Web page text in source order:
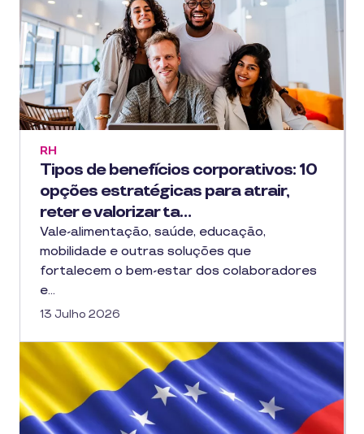
Tipos de benefícios corporativos: 10
opções estratégicas para atrair,
reter e valorizar ta…
RH
Vale-alimentação, saúde, educação,
mobilidade e outras soluções que
fortalecem o bem-estar dos colaboradores
e…
13 Julho 2026